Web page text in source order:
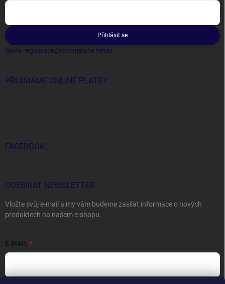
Přihlásit se
Nová registraceZapomenuté heslo
PŘIJÍMÁME ONLINE PLATBY
FACEBOOK
ODEBÍRAT NEWSLETTER
Vložte svůj e-mail a my vám budeme zasílat informace o nových
produktech na našem e-shopu.
E-MAIL